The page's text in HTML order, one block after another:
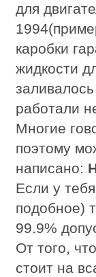
для
каробки
жидкости
работали
Многие
поэтому
написано:
Если у
подобное)
99.9%
От того,
стоит на